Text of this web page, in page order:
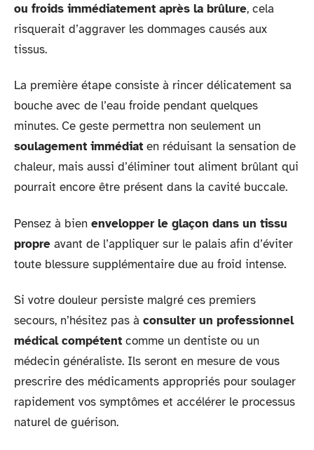
ou froids immédiatement après la brûlure, cela
risquerait d’aggraver les dommages causés aux
tissus.
La première étape consiste à rincer délicatement sa
bouche avec de l’eau froide pendant quelques
minutes. Ce geste permettra non seulement un
soulagement immédiat en réduisant la sensation de
chaleur, mais aussi d’éliminer tout aliment brûlant qui
pourrait encore être présent dans la cavité buccale.
Pensez à bien envelopper le glaçon dans un tissu
propre avant de l’appliquer sur le palais afin d’éviter
toute blessure supplémentaire due au froid intense.
Si votre douleur persiste malgré ces premiers
secours, n’hésitez pas à consulter un professionnel
médical compétent comme un dentiste ou un
médecin généraliste. Ils seront en mesure de vous
prescrire des médicaments appropriés pour soulager
rapidement vos symptômes et accélérer le processus
naturel de guérison.